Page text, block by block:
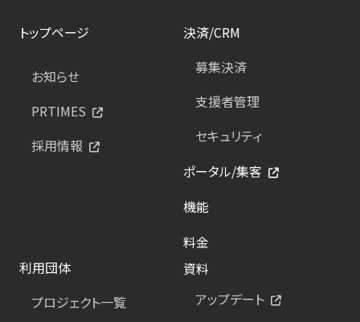
トップページ
お知らせ
PRTIMES
採用情報
決済/CRM
募集決済
支援者管理
セキュリティ
ポータル/集客
機能
料金
利用団体
プロジェクト一覧
資料
アップデート